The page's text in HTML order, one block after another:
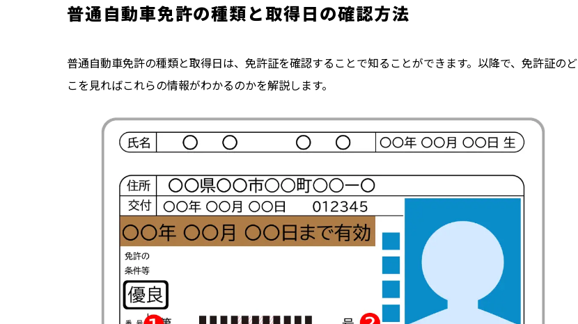
普通自動車免許の種類と取得日の確認方法
普通自動車免許の種類と取得日は、免許証を確認することで知ることができます。以降で、免許証のど
こを見ればこれらの情報がわかるのかを解説します。